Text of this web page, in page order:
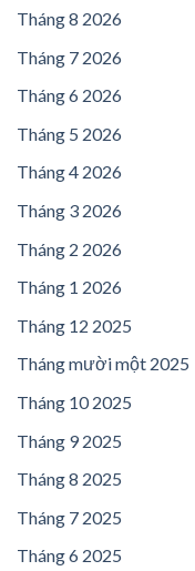
Tháng 8 2026
Tháng 7 2026
Tháng 6 2026
Tháng 5 2026
Tháng 4 2026
Tháng 3 2026
Tháng 2 2026
Tháng 1 2026
Tháng 12 2025
Tháng mười một 2025
Tháng 10 2025
Tháng 9 2025
Tháng 8 2025
Tháng 7 2025
Tháng 6 2025